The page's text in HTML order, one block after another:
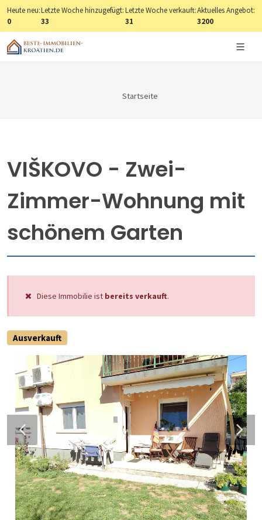
Heute neu:
0
Letzte Woche hinzugefügt:
33
Letzte Woche verkauft:
31
Aktuelles Angebot:
3200
Startseite
VIŠKOVO - Zwei-
Zimmer-Wohnung mit
schönem Garten
Diese Immobilie ist bereits verkauft.
Ausverkauft